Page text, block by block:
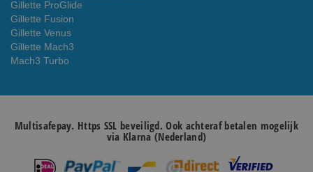
Gillette ProGlide
Gillette Fusion
Gillette Venus
Gillette Mach3
Mach3 Turbo
Multisafepay. Https SSL beveiligd. Ook achteraf betalen mogelijk
via Klarna (Nederland)